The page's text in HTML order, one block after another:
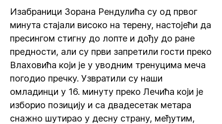
Изабраници Зорана Рендулића су од првог
минута стајали високо на терену, настојећи да
пресингом стигну до лопте и дођу до ране
предности, али су први запретили гости преко
Влаховића који је у уводним тренуцима меча
погодио пречку. Узвратили су наши
омладинци у 16. минуту преко Лечића који је
изборио позицију и са двадесетак метара
снажно шутирао у десну страну, међутим,